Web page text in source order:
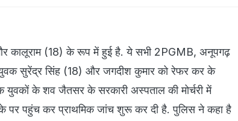
कालूराम (18) के रूप में हुई है. ये सभी 2PGMB, अनूपगढ़
सुरेंद्र सिंह (18) और जगदीश कुमार को रेफर कर के
युवकों के शव जैतसर के सरकारी अस्पताल की मोर्चरी में
पर पहुंच कर प्राथमिक जांच शुरू कर दी है. पुलिस ने कहा है